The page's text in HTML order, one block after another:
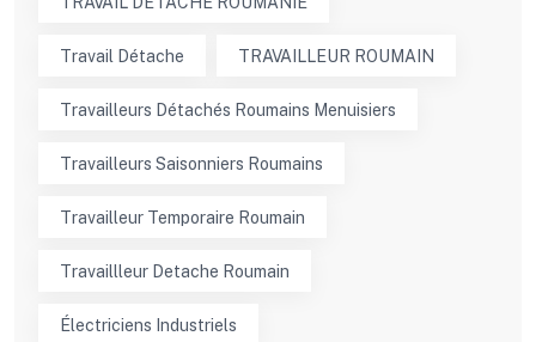
Travail Détache TRAVAILLEUR ROUMAIN
Travailleurs Détachés Roumains Menuisiers
Travailleurs Saisonniers Roumains
Travailleur Temporaire Roumain
Travaillleur Detache Roumain
Électriciens Industriels